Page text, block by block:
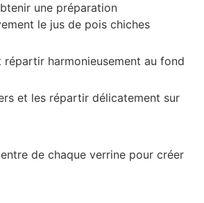
une préparation
le jus de pois chiches
harmonieusement au fond
et les répartir délicatement sur
de chaque verrine pour créer